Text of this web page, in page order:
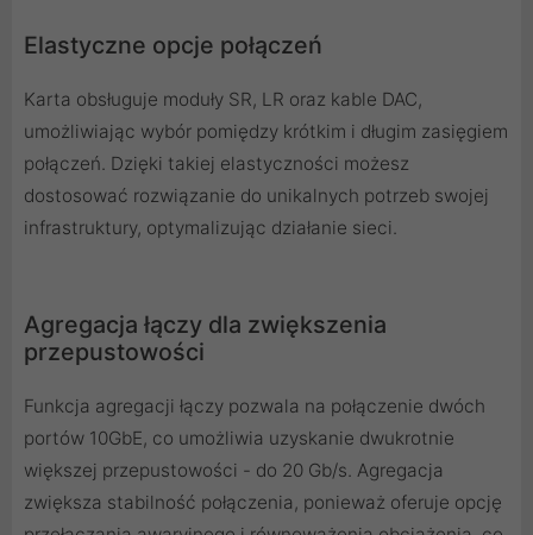
Elastyczne opcje połączeń
Karta obsługuje moduły SR, LR oraz kable DAC,
umożliwiając wybór pomiędzy krótkim i długim zasięgiem
połączeń. Dzięki takiej elastyczności możesz
dostosować rozwiązanie do unikalnych potrzeb swojej
infrastruktury, optymalizując działanie sieci.
Agregacja łączy dla zwiększenia
przepustowości
Funkcja agregacji łączy pozwala na połączenie dwóch
portów 10GbE, co umożliwia uzyskanie dwukrotnie
większej przepustowości - do 20 Gb/s. Agregacja
zwiększa stabilność połączenia, ponieważ oferuje opcję